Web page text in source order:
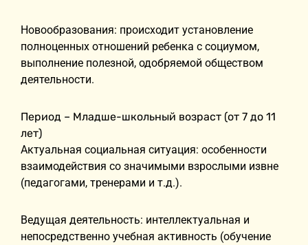
Новообразования: происходит установление
полноценных отношений ребенка с социумом,
выполнение полезной, одобряемой обществом
деятельности.
Период – Младше-школьный возраст (от 7 до 11
лет)
Актуальная социальная ситуация: особенности
взаимодействия со значимыми взрослыми извне
(педагогами, тренерами и т.д.).
Ведущая деятельность: интеллектуальная и
непосредственно учебная активность (обучение